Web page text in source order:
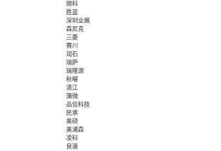
顺科
胜蓝
深圳业展
森尼克
三菱
赛川
润石
瑞萨
瑞隆源
秋曜
清江
蒲微
品信科技
民承
美硕
美浦森
凌科
良速